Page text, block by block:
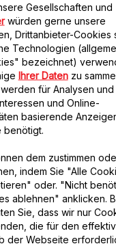
Downloads
um die
Bedienungsanleitung
Gesellschaften und
würden gerne unsere
Drittanbieter-Cookies
Technologien
bezeichnet)
Ihrer Datenzu
für Analysen und
und Online-
basierende
benötigt.
dem zustimmen
indem Sie "Alle
oder. "Nicht
ablehnen" anklicken.
Sie, dass wir nur
die für den
der Webseite